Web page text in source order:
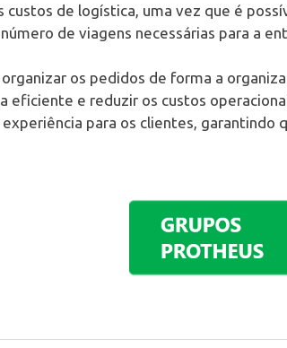
custos de logística, uma vez que é
de viagens necessárias para a
organizar os pedidos de forma a
eficiente e reduzir os custos
para os clientes,